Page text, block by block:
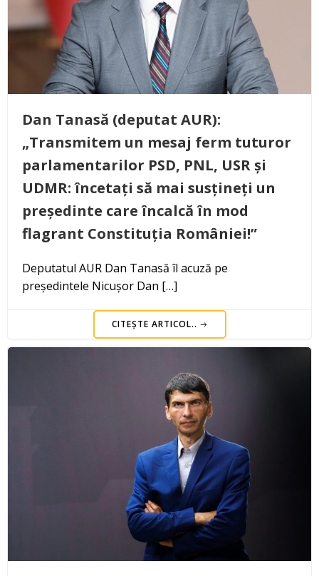
Dan Tanasă (deputat AUR):
„Transmitem un mesaj ferm tuturor
parlamentarilor PSD, PNL, USR și
UDMR: încetați să mai susțineți un
președinte care încalcă în mod
flagrant Constituția României!”
Deputatul AUR Dan Tanasă îl acuză pe
președintele Nicușor Dan […]
CITEȘTE ARTICOL..